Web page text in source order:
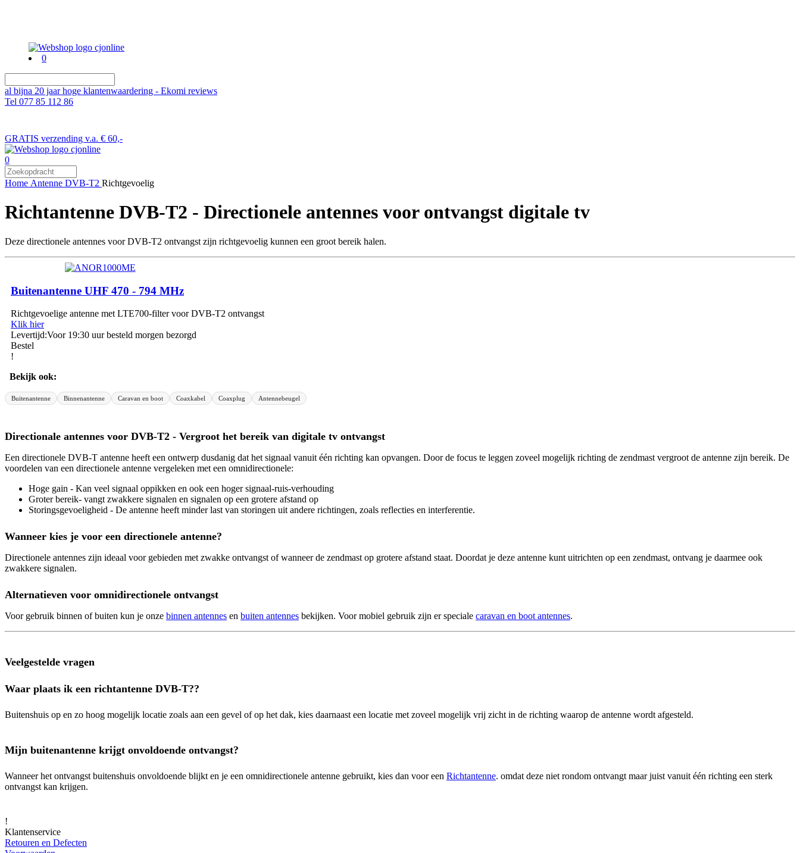
0
al bijna 20 jaar hoge klantenwaardering - Ekomi reviews
Tel 077 85 112 86
GRATIS verzending v.a. € 60,-
0
Home Antenne DVB-T2 Richtgevoelig
Richtantenne DVB-T2 - Directionele antennes voor ontvangst digitale tv
Deze directionele antennes voor DVB-T2 ontvangst zijn richtgevoelig kunnen een groot bereik halen.
Buitenantenne UHF 470 - 794 MHz
Richtgevoelige antenne met LTE700-filter voor DVB-T2 ontvangst
Klik hier
Levertijd:Voor 19:30 uur besteld morgen bezorgd
Bestel
!
Bekijk ook:
Buitenantenne Binnenantenne Caravan en boot Coaxkabel Coaxplug Antennebeugel
Directionale antennes voor DVB-T2 - Vergroot het bereik van digitale tv ontvangst
Een directionele DVB-T antenne heeft een ontwerp dusdanig dat het signaal vanuit één richting kan opvangen. Door de focus te leggen zoveel mogelijk richting de zendmast vergroot de antenne zijn bereik. De
voordelen van een directionele antenne vergeleken met een omnidirectionele:
Hoge gain - Kan veel signaal oppikken en ook een hoger signaal-ruis-verhouding
Groter bereik- vangt zwakkere signalen en signalen op een grotere afstand op
Storingsgevoeligheid - De antenne heeft minder last van storingen uit andere richtingen, zoals reflecties en interferentie.
Wanneer kies je voor een directionele antenne?
Directionele antennes zijn ideaal voor gebieden met zwakke ontvangst of wanneer de zendmast op grotere afstand staat. Doordat je deze antenne kunt uitrichten op een zendmast, ontvang je daarmee ook
zwakkere signalen.
Alternatieven voor omnidirectionele ontvangst
Voor gebruik binnen of buiten kun je onze binnen antennes en buiten antennes bekijken. Voor mobiel gebruik zijn er speciale caravan en boot antennes.
Veelgestelde vragen
Waar plaats ik een richtantenne DVB-T??
Buitenshuis op en zo hoog mogelijk locatie zoals aan een gevel of op het dak, kies daarnaast een locatie met zoveel mogelijk vrij zicht in de richting waarop de antenne wordt afgesteld.
Mijn buitenantenne krijgt onvoldoende ontvangst?
Wanneer het ontvangst buitenshuis onvoldoende blijkt en je een omnidirectionele antenne gebruikt, kies dan voor een Richtantenne. omdat deze niet rondom ontvangt maar juist vanuit één richting een sterk
ontvangst kan krijgen.
!
Klantenservice
Retouren en Defecten